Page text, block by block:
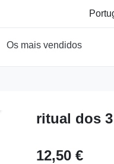
Os mais vendidos
ritual dos
12,50 €